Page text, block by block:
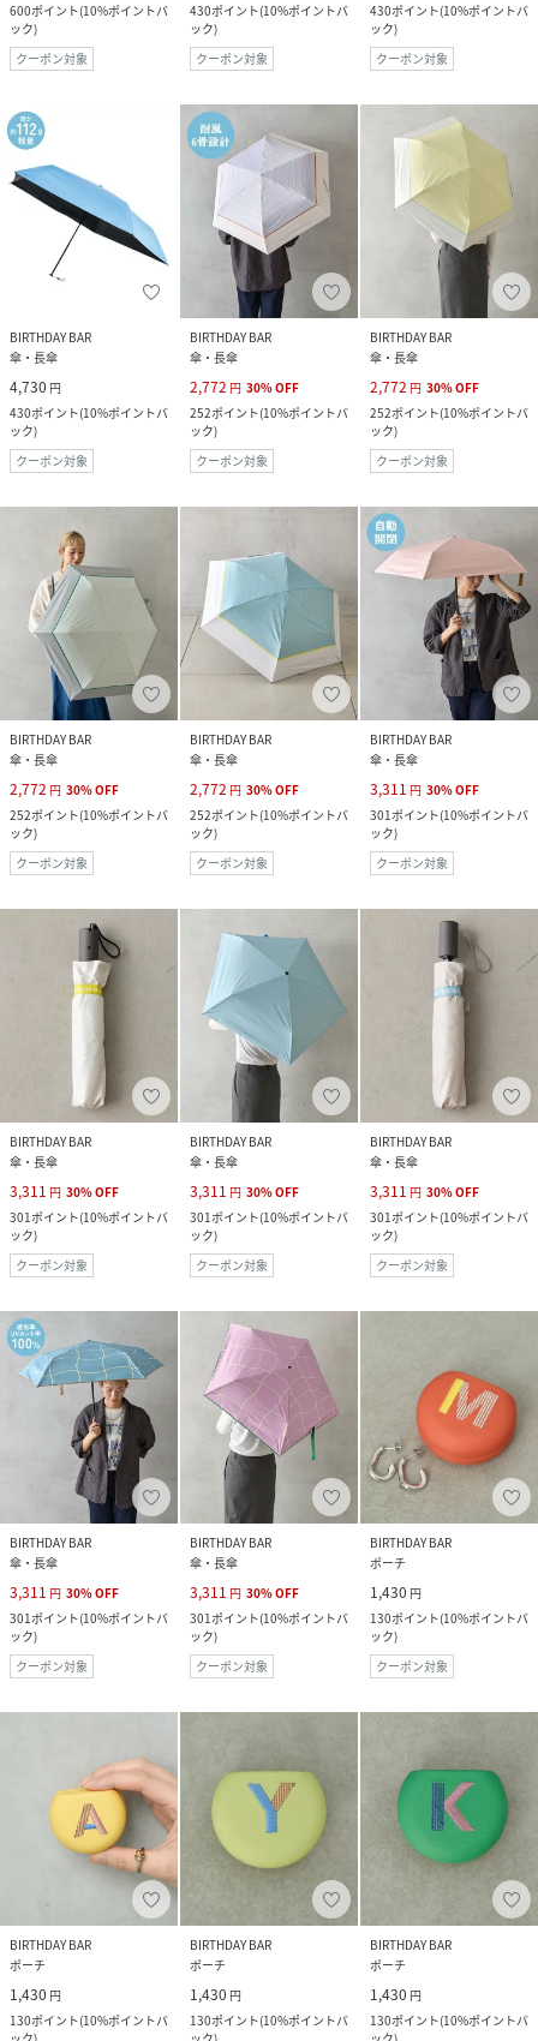
600ポイント(10%ポイントバ
ック)
クーポン対象
430ポイント(10%ポイントバ
ック)
クーポン対象
430ポイント(10%ポイントバ
ック)
クーポン対象
BIRTHDAY BAR
傘・長傘
4,730 円
430ポイント(10%ポイントバ
ック)
クーポン対象
BIRTHDAY BAR
傘・長傘
2,772 円 30%OFF
252ポイント(10%ポイントバ
ック)
クーポン対象
BIRTHDAY BAR
傘・長傘
2,772 円 30%OFF
252ポイント(10%ポイントバ
ック)
クーポン対象
BIRTHDAY BAR
傘・長傘
2,772 円 30%OFF
252ポイント(10%ポイントバ
ック)
クーポン対象
BIRTHDAY BAR
傘・長傘
2,772 円 30%OFF
252ポイント(10%ポイントバ
ック)
クーポン対象
BIRTHDAY BAR
傘・長傘
3,311 円 30%OFF
301ポイント(10%ポイントバ
ック)
クーポン対象
BIRTHDAY BAR
傘・長傘
3,311 円 30%OFF
301ポイント(10%ポイントバ
ック)
クーポン対象
BIRTHDAY BAR
傘・長傘
3,311 円 30%OFF
301ポイント(10%ポイントバ
ック)
クーポン対象
BIRTHDAY BAR
傘・長傘
3,311 円 30%OFF
301ポイント(10%ポイントバ
ック)
クーポン対象
BIRTHDAY BAR
傘・長傘
3,311 円 30%OFF
301ポイント(10%ポイントバ
ック)
クーポン対象
BIRTHDAY BAR
傘・長傘
3,311 円 30%OFF
301ポイント(10%ポイントバ
ック)
クーポン対象
BIRTHDAY BAR
ポーチ
1,430 円
130ポイント(10%ポイントバ
ック)
クーポン対象
BIRTHDAY BAR
ポーチ
1,430 円
130ポイント(10%ポイントバ
BIRTHDAY BAR
ポーチ
1,430 円
130ポイント(10%ポイントバ
BIRTHDAY BAR
ポーチ
1,430 円
130ポイント(10%ポイントバ